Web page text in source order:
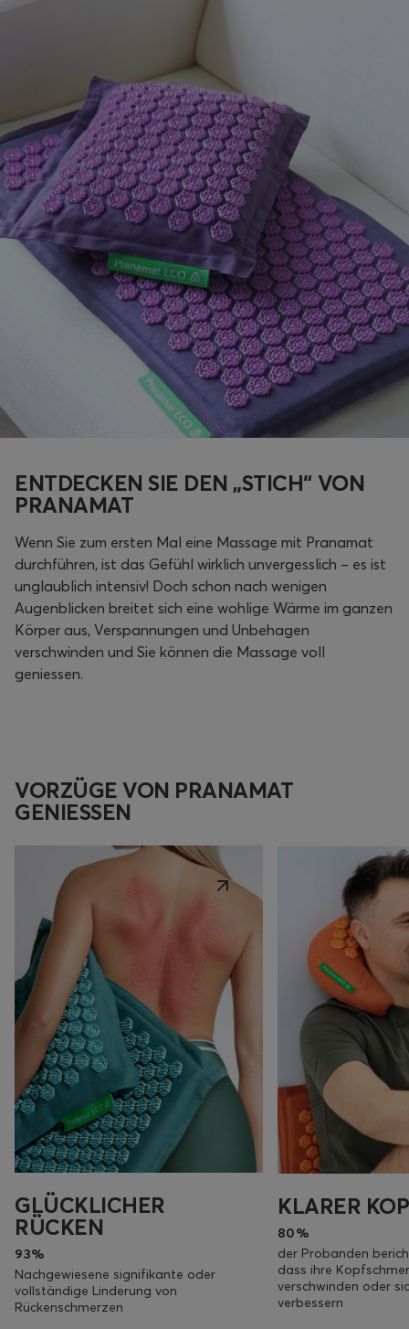
ENTDECKEN SIE DEN „STICH“ VON
PRANAMAT
Wenn Sie zum ersten Mal eine Massage mit Pranamat
durchführen, ist das Gefühl wirklich unvergesslich – es ist
unglaublich intensiv! Doch schon nach wenigen
Augenblicken breitet sich eine wohlige Wärme im ganzen
Körper aus, Verspannungen und Unbehagen
verschwinden und Sie können die Massage voll
geniessen.
VORZÜGE VON PRANAMAT
GENIESSEN
GLÜCKLICHER
RÜCKEN
93%
Nachgewiesene signifikante oder
vollständige Linderung von
Rückenschmerzen
KLARER
80%
der Probanden
dass ihre
verschwinden oder
verbessern